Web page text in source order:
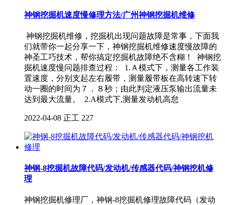
神钢挖掘机速度慢修理方法/广州神钢挖掘机维修
神钢挖掘机维修，挖掘机出现问题故障是常事，下面我
们就带你一起分享一下，神钢挖掘机维修速度慢故障的
神圣工巧技术，帮你搞定挖掘机故障绝不含糊！ 神钢挖
掘机速度慢问题排查过程： 1.Ａ模式下，测量各工作装
置速度，分别支起左右履带，测量履带板在高转速下转
动一圈的时间为７．８秒；由此判定液压泵输出流量未
达到最大流量。 2.A模式下,测量发动机高怠
2022-04-08 正工 227
神钢-8挖掘机故障代码/发动机/传感器代码/神钢挖机修
理
神钢挖掘机修理厂，神钢-8挖掘机修理故障代码（发动